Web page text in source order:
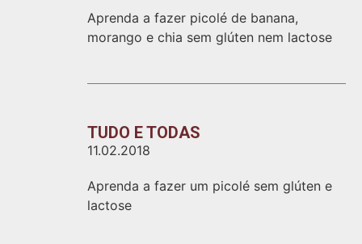
Aprenda a fazer picolé de banana,
morango e chia sem glúten nem lactose
TUDO E TODAS
11.02.2018
Aprenda a fazer um picolé sem glúten e
lactose